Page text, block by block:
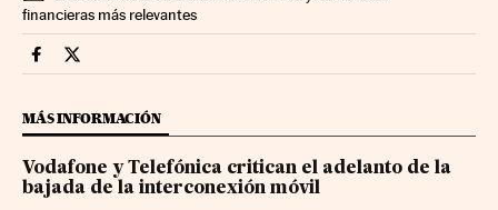
financieras más relevantes
Companias Cinco Días en Facebook
Companias Cinco Días en Twitter
MÁS INFORMACIÓN
Vodafone y Telefónica critican el adelanto de la
bajada de la interconexión móvil